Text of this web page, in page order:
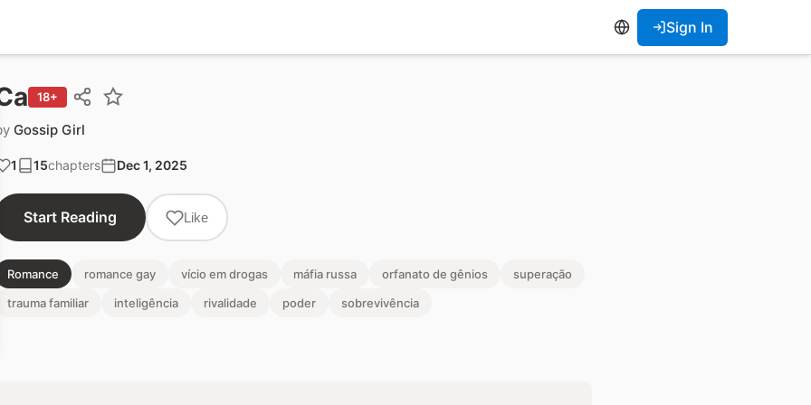
Sign In
18+
Gossip Girl
1 15chapters Dec 1, 2025
Start Reading Like
Romance romance gay vício em drogas máfia russa orfanato de gênios
superação
trauma familiar
inteligência rivalidade poder sobrevivência